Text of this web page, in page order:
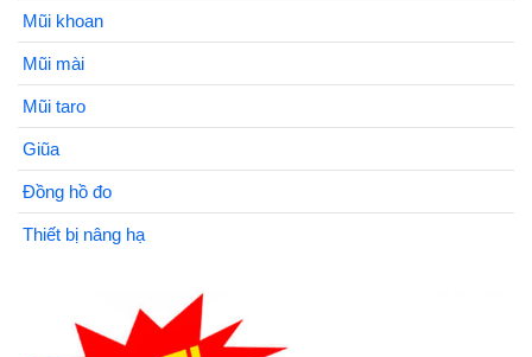
Mũi khoan
Mũi mài
Mũi taro
Giũa
Đồng hồ đo
Thiết bị nâng hạ